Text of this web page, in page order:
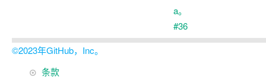
©2023年GitHub，Inc。
页
条款